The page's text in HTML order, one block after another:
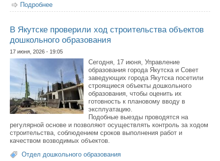
Подробнее
ЕГЭ по русскому языку
В Якутске проверили ход строительства объектов
дошкольного образования
17 июня, 2026 - 19:05
Сегодня, 17 июня, Управление
образования города Якутска и Совет
заведующих города Якутска посетили
строящиеся объекты дошкольного
образования, чтобы оценить их
готовность к плановому вводу в
эксплуатацию.
Подобные выезды проводятся на
регулярной основе и позволяют осуществлять контроль за ходом
строительства, соблюдением сроков выполнения работ и
качеством возводимых объектов.
Отдел дошкольного образования